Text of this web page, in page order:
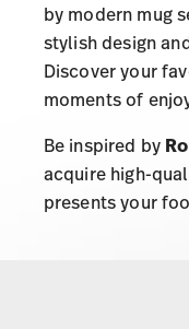
by modern mug
stylish design
Discover your
moments of
Be inspired by
acquire high-
presents your